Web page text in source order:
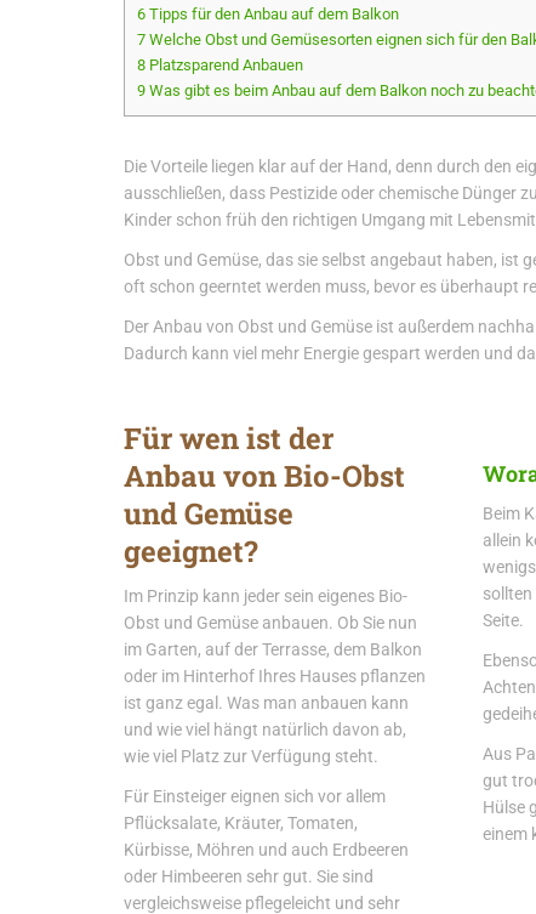
6 Tipps für den Anbau auf dem Balkon
7 Welche Obst und Gemüsesorten eignen sich für den
8 Platzsparend Anbauen
9 Was gibt es beim Anbau auf dem Balkon noch zu
Die Vorteile liegen klar auf der Hand, denn durch den
ausschließen, dass Pestizide oder chemische Dünger
Kinder schon früh den richtigen Umgang mit
Obst und Gemüse, das sie selbst angebaut haben, ist
oft schon geerntet werden muss, bevor es überhaupt
Der Anbau von Obst und Gemüse ist außerdem
Dadurch kann viel mehr Energie gespart werden und
Für wen ist der
Anbau von Bio-Obst
und Gemüse
geeignet?
Im Prinzip kann jeder sein eigenes Bio-
Obst und Gemüse anbauen. Ob Sie nun
im Garten, auf der Terrasse, dem Balkon
oder im Hinterhof Ihres Hauses pflanzen
ist ganz egal. Was man anbauen kann
und wie viel hängt natürlich davon ab,
wie viel Platz zur Verfügung steht.
Für Einsteiger eignen sich vor allem
Pflücksalate, Kräuter, Tomaten,
Kürbisse, Möhren und auch Erdbeeren
oder Himbeeren sehr gut. Sie sind
vergleichsweise pflegeleicht und sehr
Beim
allein
Seite.
Aus
gut
Hülse
einem